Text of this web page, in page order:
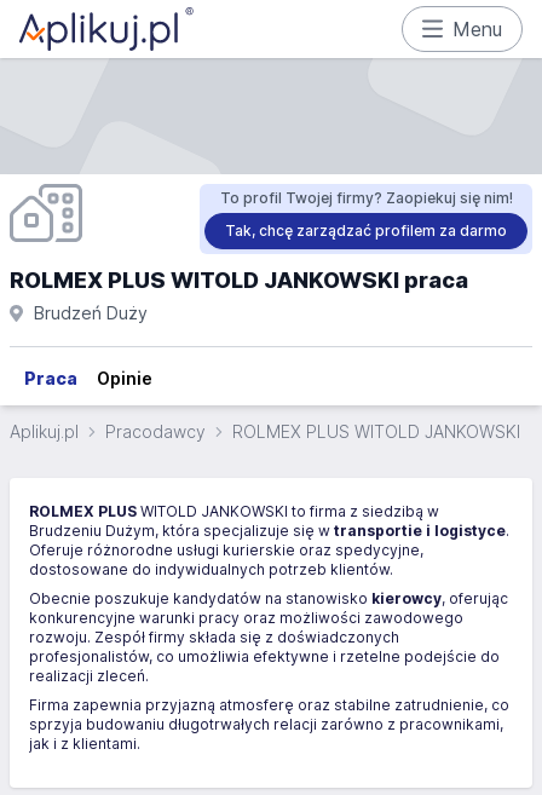
Menu
To profil Twojej firmy? Zaopiekuj się nim!
Tak, chcę zarządzać profilem za darmo
ROLMEX PLUS WITOLD JANKOWSKI praca
Brudzeń Duży
Praca Opinie
Aplikuj.pl Pracodawcy ROLMEX PLUS WITOLD JANKOWSKI
ROLMEX PLUS WITOLD JANKOWSKI to firma z siedzibą w
Brudzeniu Dużym, która specjalizuje się w transportie i logistyce.
Oferuje różnorodne usługi kurierskie oraz spedycyjne,
dostosowane do indywidualnych potrzeb klientów.
Obecnie poszukuje kandydatów na stanowisko kierowcy, oferując
konkurencyjne warunki pracy oraz możliwości zawodowego
rozwoju. Zespół firmy składa się z doświadczonych
profesjonalistów, co umożliwia efektywne i rzetelne podejście do
realizacji zleceń.
Firma zapewnia przyjazną atmosferę oraz stabilne zatrudnienie, co
sprzyja budowaniu długotrwałych relacji zarówno z pracownikami,
jak i z klientami.